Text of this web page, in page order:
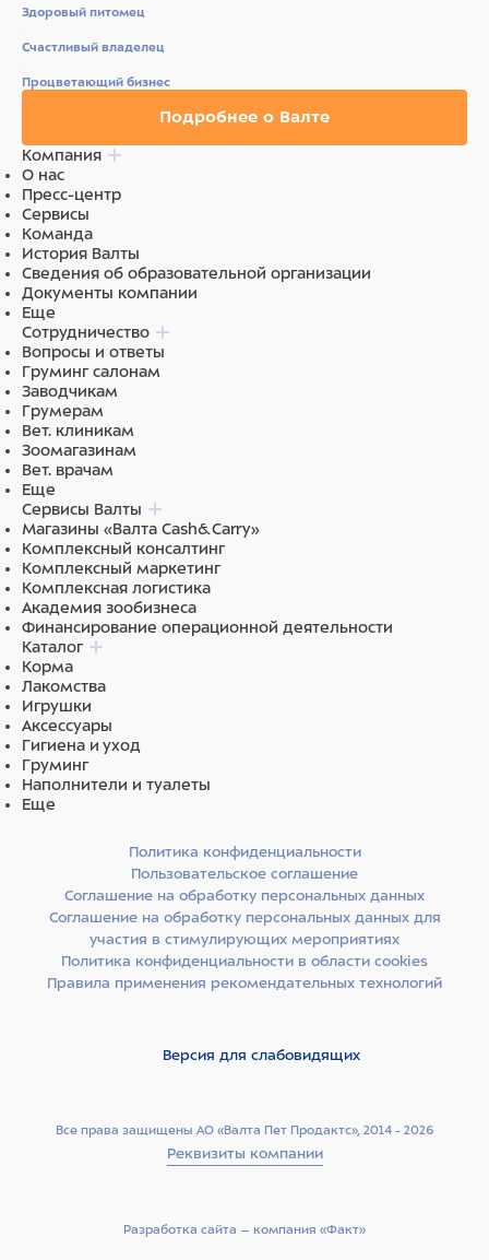
Здоровый питомец
Счастливый владелец
Процветающий бизнес
Подробнее о Валте
Компания
О нас
Пресс-центр
Сервисы
Команда
История Валты
Сведения об образовательной организации
Документы компании
Еще
Сотрудничество
Вопросы и ответы
Груминг салонам
Заводчикам
Грумерам
Вет. клиникам
Зоомагазинам
Вет. врачам
Еще
Сервисы Валты
Магазины «Валта Cash&Carry»
Комплексный консалтинг
Комплексный маркетинг
Комплексная логистика
Академия зообизнеса
Финансирование операционной деятельности
Каталог
Корма
Лакомства
Игрушки
Аксессуары
Гигиена и уход
Груминг
Наполнители и туалеты
Еще
Все права защищены АО «Валта Пет Продактс», 2014 - 2026
Реквизиты компании
Политика конфиденциальности
Пользовательское соглашение
Соглашение на обработку персональных данных
Соглашение на обработку персональных данных для
участия в стимулирующих мероприятиях
Политика конфиденциальности в области cookies
Правила применения рекомендательных технологий
Версия для слабовидящих
Разработка сайта –­ компания «Факт»